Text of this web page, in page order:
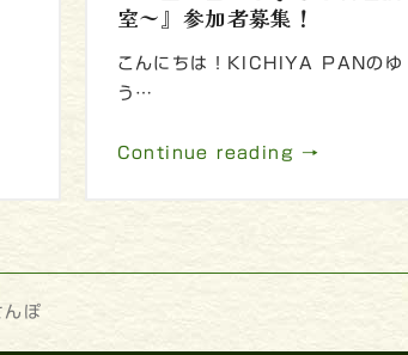
室～』参加者募集！
こんにちは！KICHIYA PANのゆ
う…
Continue reading →
ぽ